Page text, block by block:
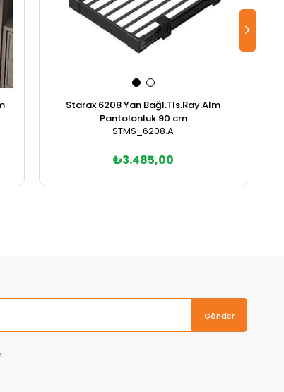
Starax 6208 Yan Bağl.Tls.Ray.Alm
Pantolonluk 90 cm
STMS_6208.A
₺3.485,00
Gönder